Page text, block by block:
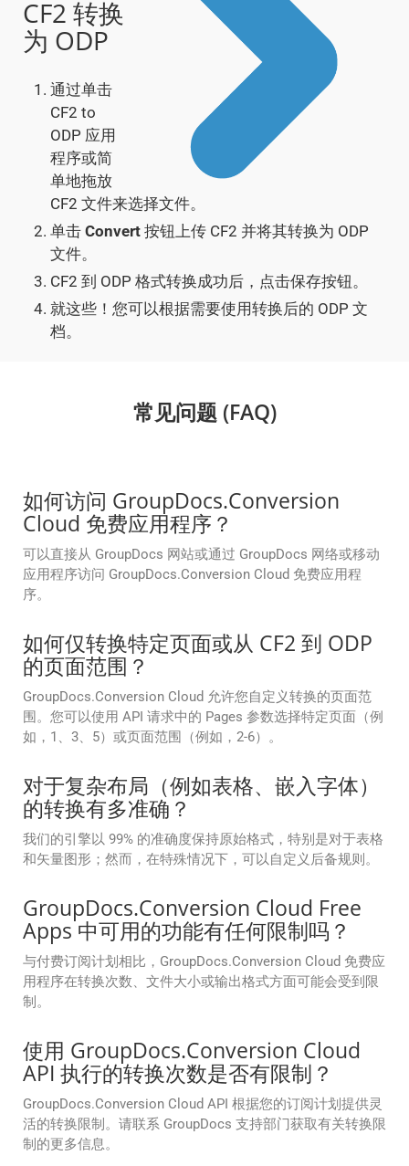
CF2 转换
为 ODP
通过单击
CF2 to
ODP 应用
程序或简
单地拖放
CF2 文件来选择文件。
单击 Convert 按钮上传 CF2 并将其转换为 ODP
文件。
CF2 到 ODP 格式转换成功后，点击保存按钮。
就这些！您可以根据需要使用转换后的 ODP 文
档。
常见问题 (FAQ)
如何访问 GroupDocs.Conversion
Cloud 免费应用程序？
可以直接从 GroupDocs 网站或通过 GroupDocs 网络或移动
应用程序访问 GroupDocs.Conversion Cloud 免费应用程
序。
如何仅转换特定页面或从 CF2 到 ODP
的页面范围？
GroupDocs.Conversion Cloud 允许您自定义转换的页面范
围。您可以使用 API 请求中的 Pages 参数选择特定页面（例
如，1、3、5）或页面范围（例如，2-6）。
对于复杂布局（例如表格、嵌入字体）
的转换有多准确？
我们的引擎以 99% 的准确度保持原始格式，特别是对于表格
和矢量图形；然而，在特殊情况下，可以自定义后备规则。
GroupDocs.Conversion Cloud Free
Apps 中可用的功能有任何限制吗？
与付费订阅计划相比，GroupDocs.Conversion Cloud 免费应
用程序在转换次数、文件大小或输出格式方面可能会受到限
制。
使用 GroupDocs.Conversion Cloud
API 执行的转换次数是否有限制？
GroupDocs.Conversion Cloud API 根据您的订阅计划提供灵
活的转换限制。请联系 GroupDocs 支持部门获取有关转换限
制的更多信息。